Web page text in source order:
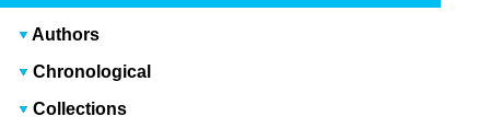
Authors
Chronological
Collections